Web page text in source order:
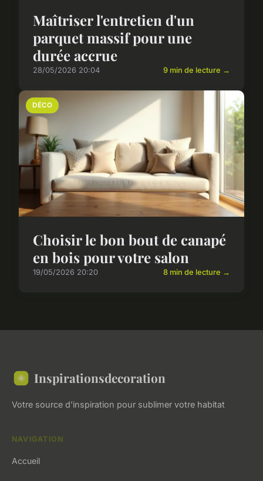
Maîtriser l'entretien d'un
parquet massif pour une
durée accrue
28/05/2026 20:04 9 min de lecture →
DÉCO
Choisir le bon bout de canapé
en bois pour votre salon
19/05/2026 20:20 8 min de lecture →
Inspirationsdecoration
Votre source d'inspiration pour sublimer votre habitat
NAVIGATION
Accueil